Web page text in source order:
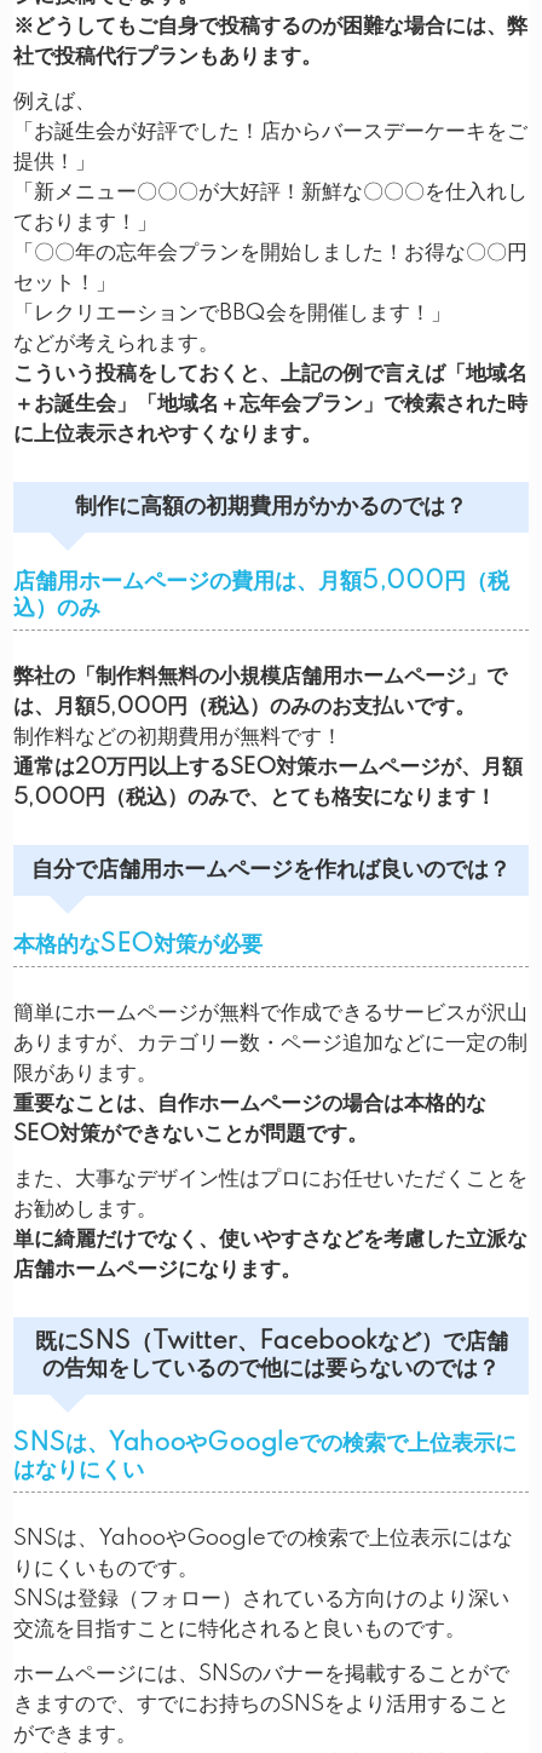
※どうしてもご自身で投稿するのが困難な場合には、弊
社で投稿代行プランもあります。
例えば、
「お誕生会が好評でした！店からバースデーケーキをご
提供！」
「新メニュー〇〇〇が大好評！新鮮な〇〇〇を仕入れし
ております！」
「〇〇年の忘年会プランを開始しました！お得な〇〇円
セット！」
「レクリエーションでBBQ会を開催します！」
などが考えられます。
こういう投稿をしておくと、上記の例で言えば「地域名
＋お誕生会」「地域名＋忘年会プラン」で検索された時
に上位表示されやすくなります。
制作に高額の初期費用がかかるのでは？
店舗用ホームページの費用は、月額5,000円（税
込）のみ
弊社の「制作料無料の小規模店舗用ホームページ」で
は、月額5,000円（税込）のみのお支払いです。
制作料などの初期費用が無料です！
通常は20万円以上するSEO対策ホームページが、月額
5,000円（税込）のみで、とても格安になります！
自分で店舗用ホームページを作れば良いのでは？
本格的なSEO対策が必要
簡単にホームページが無料で作成できるサービスが沢山
ありますが、カテゴリー数・ページ追加などに一定の制
限があります。
重要なことは、自作ホームページの場合は本格的な
SEO対策ができないことが問題です。
また、大事なデザイン性はプロにお任せいただくことを
お勧めします。
単に綺麗だけでなく、使いやすさなどを考慮した立派な
店舗ホームページになります。
既にSNS（Twitter、Facebookなど）で店舗
の告知をしているので他には要らないのでは？
SNSは、YahooやGoogleでの検索で上位表示に
はなりにくい
SNSは、YahooやGoogleでの検索で上位表示にはな
りにくいものです。
SNSは登録（フォロー）されている方向けのより深い
交流を目指すことに特化されると良いものです。
ホームページには、SNSのバナーを掲載することがで
きますので、すでにお持ちのSNSをより活用すること
ができます。